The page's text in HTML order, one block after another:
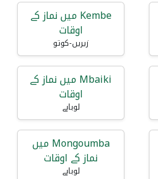
Kembe میں نماز کے
اوقات
زیریں-کوتو
Mbaiki میں نماز کے
اوقات
لوبایے
Mongoumba میں
نماز کے اوقات
لوبایے